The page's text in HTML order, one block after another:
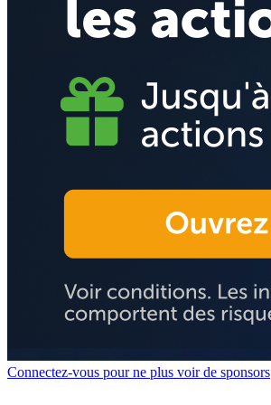
Connectez-vous pour ne plus voir de sponsors